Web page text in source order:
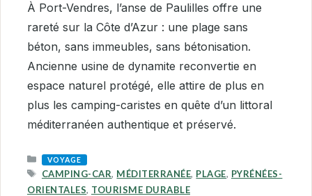
À Port-Vendres, l’anse de Paulilles offre une
rareté sur la Côte d’Azur : une plage sans
béton, sans immeubles, sans bétonisation.
Ancienne usine de dynamite reconvertie en
espace naturel protégé, elle attire de plus en
plus les camping-caristes en quête d’un littoral
méditerranéen authentique et préservé.
CATEGORIES
VOYAGE
TAGS
CAMPING-CAR, MÉDITERRANÉE, PLAGE, PYRÉNÉES-
ORIENTALES, TOURISME DURABLE